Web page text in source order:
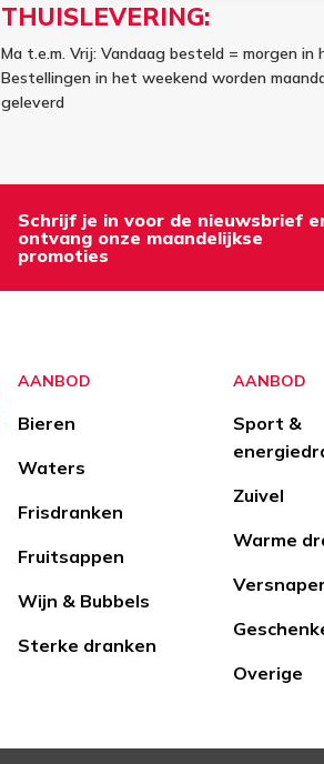
THUISLEVERING:
Ma t.e.m. Vrij: Vandaag besteld = morgen in
Bestellingen in het weekend worden
geleverd
Schrijf je in voor de nieuwsbrief
ontvang onze maandelijkse
promoties
AANBOD
Bieren
Waters
Frisdranken
Fruitsappen
Wijn & Bubbels
Sterke dranken
AANBOD
Sport &
Zuivel
Warme
Overige